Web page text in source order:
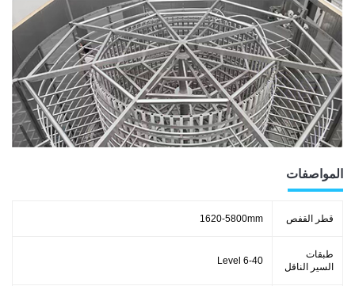
المواصفات
قطر القفص 1620-5800mm
طبقات
السير الناقل
Level 6-40